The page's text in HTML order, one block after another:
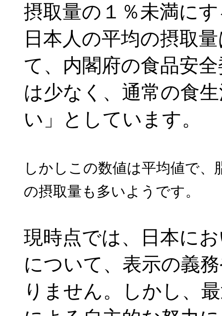
摂取量の１％未満に
日本人の平均の摂取
て、内閣府の食品安
は少なく、通常の食
い」としています。
しかしこの数値は平均値で
の摂取量も多いようです。
現時点では、日本に
について、表示の義
りません。しかし、